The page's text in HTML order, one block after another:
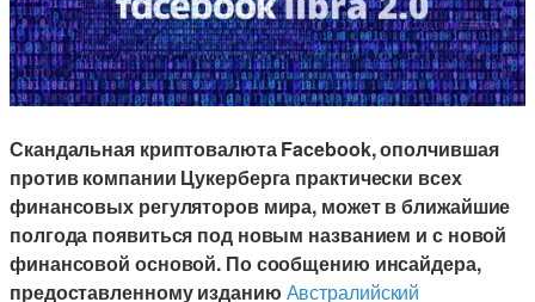
Скандальная криптовалюта Facebook, ополчившая
против компании Цукерберга практически всех
финансовых регуляторов мира, может в ближайшие
полгода появиться под новым названием и с новой
финансовой основой. По сообщению инсайдера,
предоставленному изданию Австралийский